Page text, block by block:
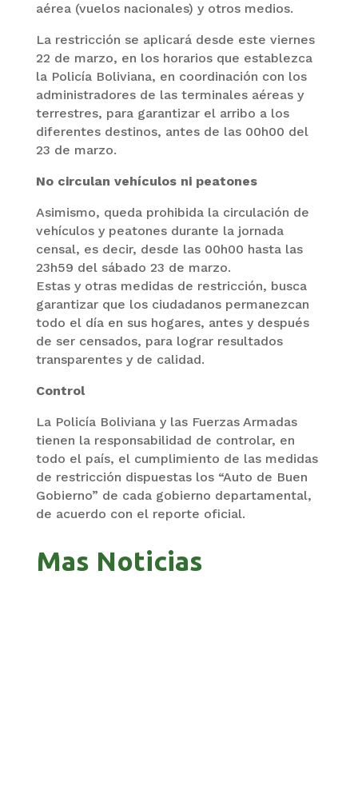
aérea (vuelos nacionales) y otros medios.
La restricción se aplicará desde este viernes
22 de marzo, en los horarios que establezca
la Policía Boliviana, en coordinación con los
administradores de las terminales aéreas y
terrestres, para garantizar el arribo a los
diferentes destinos, antes de las 00h00 del
23 de marzo.
No circulan vehículos ni peatones
Asimismo, queda prohibida la circulación de
vehículos y peatones durante la jornada
censal, es decir, desde las 00h00 hasta las
23h59 del sábado 23 de marzo.
Estas y otras medidas de restricción, busca
garantizar que los ciudadanos permanezcan
todo el día en sus hogares, antes y después
de ser censados, para lograr resultados
transparentes y de calidad.
Control
La Policía Boliviana y las Fuerzas Armadas
tienen la responsabilidad de controlar, en
todo el país, el cumplimiento de las medidas
de restricción dispuestas los “Auto de Buen
Gobierno” de cada gobierno departamental,
de acuerdo con el reporte oficial.
Mas Noticias